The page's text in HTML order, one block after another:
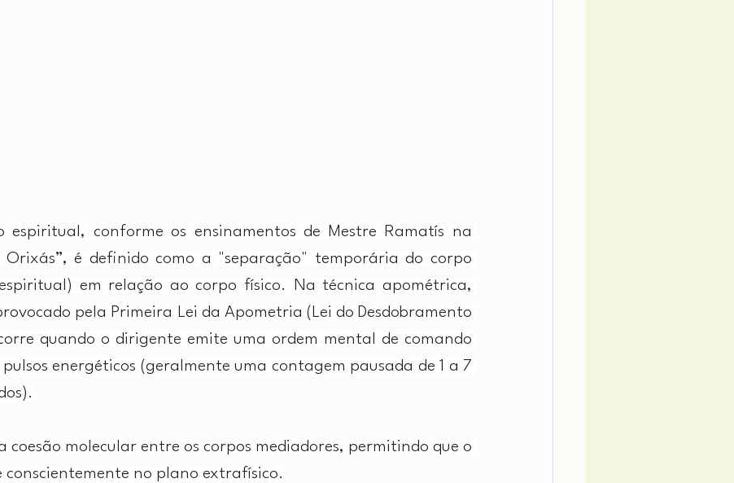
espiritual, conforme os ensinamentos de Mestre Ramatís na
Orixás”, é definido como a "separação" temporária do corpo
em relação ao corpo físico. Na técnica apométrica,
pela Primeira Lei da Apometria (Lei do Desdobramento
quando o dirigente emite uma ordem mental de comando
energéticos (geralmente uma contagem pausada de 1 a 7
coesão molecular entre os corpos mediadores, permitindo que o
conscientemente no plano extrafísico.